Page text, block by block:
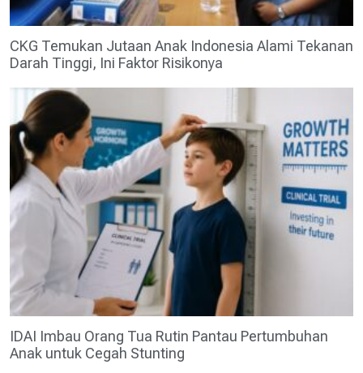
CKG Temukan Jutaan Anak Indonesia Alami Tekanan
Darah Tinggi, Ini Faktor Risikonya
IDAI Imbau Orang Tua Rutin Pantau Pertumbuhan
Anak untuk Cegah Stunting